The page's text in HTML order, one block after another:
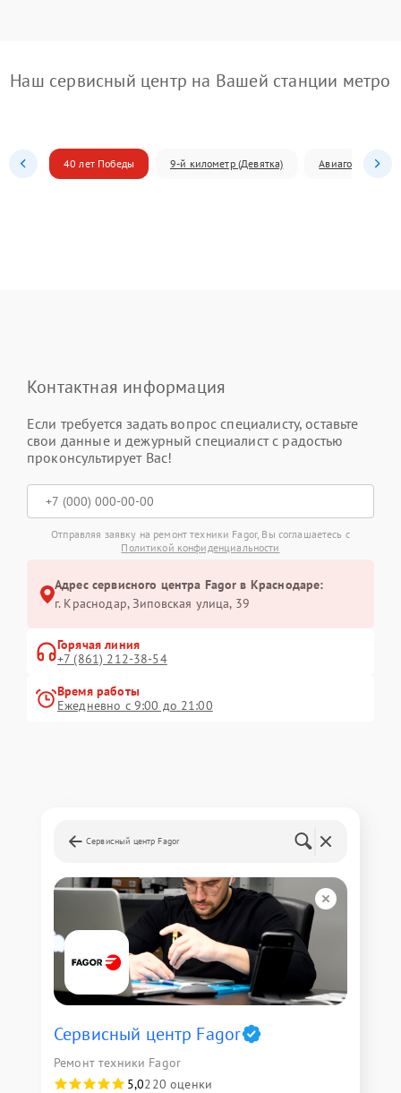
Наш сервисный центр на Вашей станции метро
40 лет Победы 9-й километр (Девятка) Авиагородок
Контактная информация
Если требуется задать вопрос специалисту, оставьте
свои данные и дежурный специалист с радостью
проконсультирует Вас!
Отправляя заявку на ремонт техники Fagor, Вы соглашаетесь с
Политикой конфиденциальности
Адрес сервисного центра Fagor в Краснодаре:
г. Краснодар, Зиповская улица, 39
Горячая линия
+7 (861) 212-38-54
Время работы
Ежедневно с 9:00 до 21:00
Сервисный центр Fagor
Сервисный центр Fagor
Ремонт техники Fagor
5,0220 оценки